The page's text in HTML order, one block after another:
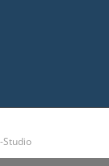
Studio